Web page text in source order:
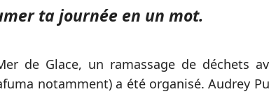
ta journée en un mot.
de Glace, un ramassage de déchets
notamment) a été organisé. Audrey